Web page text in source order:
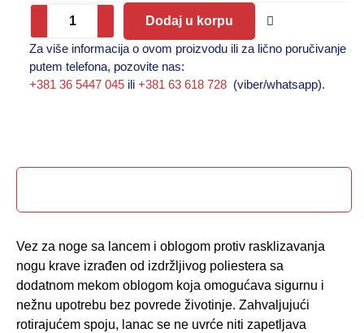
Za više informacija o ovom proizvodu ili za lično poručivanje
putem telefona, pozovite nas:
+381 36 5447 045 ili +381 63 618 728 (viber/whatsapp).
Dodaj u korpu
Vez za noge sa lancem i oblogom protiv rasklizavanja
nogu krave izrađen od izdržljivog poliestera sa
dodatnom mekom oblogom koja omogućava sigurnu i
nežnu upotrebu bez povrede životinje. Zahvaljujući
rotirajućem spoju, lanac se ne uvrće niti zapetljava